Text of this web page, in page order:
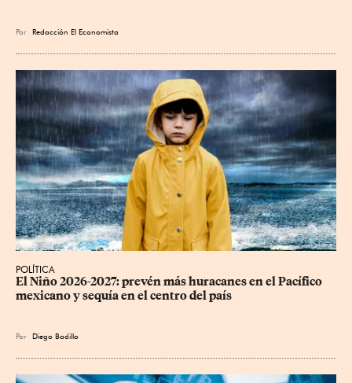
Por Redacción El Economista
POLÍTICA
El Niño 2026-2027: prevén más huracanes en el Pacífico
mexicano y sequía en el centro del país
Por Diego Badillo